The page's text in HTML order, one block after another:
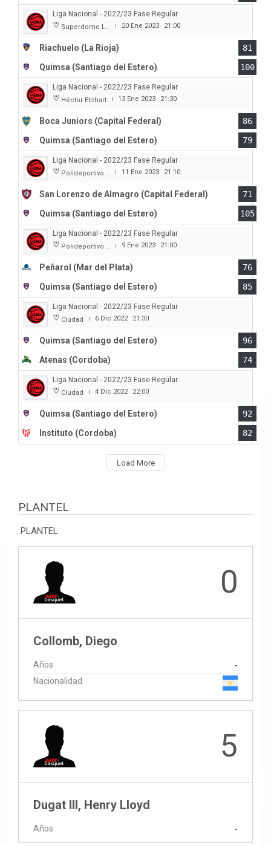
Liga Nacional - 2022/23 Fase Regular
Superdomo La Rioja | 20 Ene 2023 21:00
Riachuelo (La Rioja)
81
Quimsa (Santiago del Estero)
100
Liga Nacional - 2022/23 Fase Regular
Héctor Etchart | 13 Ene 2023 21:30
Boca Juniors (Capital Federal)
86
Quimsa (Santiago del Estero)
79
Liga Nacional - 2022/23 Fase Regular
Polideportivo Roberto Pando | 11 Ene 2023 21:10
San Lorenzo de Almagro (Capital Federal)
71
Quimsa (Santiago del Estero)
105
Liga Nacional - 2022/23 Fase Regular
Polideportivo Islas Malvinas | 9 Ene 2023 21:00
Peñarol (Mar del Plata)
76
Quimsa (Santiago del Estero)
85
Liga Nacional - 2022/23 Fase Regular
Ciudad | 6 Dic 2022 21:30
Quimsa (Santiago del Estero)
96
Atenas (Cordoba)
74
Liga Nacional - 2022/23 Fase Regular
Ciudad | 4 Dic 2022 22:00
Quimsa (Santiago del Estero)
92
Instituto (Cordoba)
82
Load More
PLANTEL
PLANTEL
0
Collomb, Diego
Años -
Nacionalidad
5
Dugat III, Henry Lloyd
Años -